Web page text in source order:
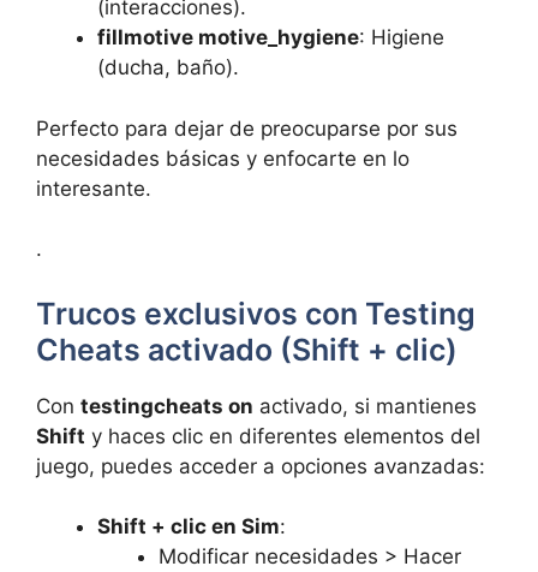
(interacciones).
fillmotive motive_hygiene: Higiene
(ducha, baño).
Perfecto para dejar de preocuparse por sus
necesidades básicas y enfocarte en lo
interesante.
.
Trucos exclusivos con Testing
Cheats activado (Shift + clic)
Con testingcheats on activado, si mantienes
Shift y haces clic en diferentes elementos del
juego, puedes acceder a opciones avanzadas:
Shift + clic en Sim:
Modificar necesidades > Hacer